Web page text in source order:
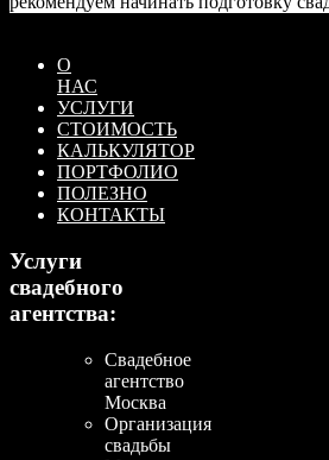
О
НАС
УСЛУГИ
СТОИМОСТЬ
КАЛЬКУЛЯТОР
ПОРТФОЛИО
ПОЛЕЗНО
КОНТАКТЫ
Услуги
свадебного
агентства:
Свадебное
агентство
Москва
Организация
свадьбы